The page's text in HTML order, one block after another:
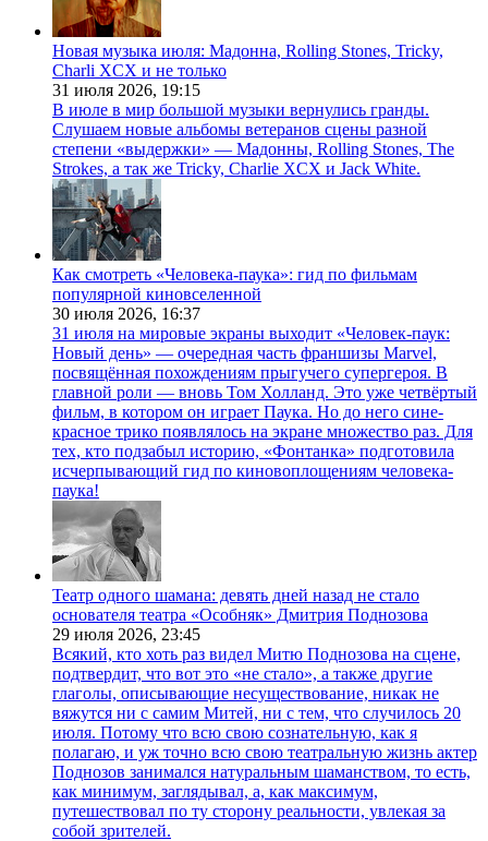
Новая музыка июля: Мадонна, Rolling Stones, Tricky,
Charli XCX и не только
31 июля 2026, 19:15
В июле в мир большой музыки вернулись гранды.
Слушаем новые альбомы ветеранов сцены разной
степени «выдержки» — Мадонны, Rolling Stones, The
Strokes, а так же Tricky, Charlie XCX и Jack White.
Как смотреть «Человека-паука»: гид по фильмам
популярной киновселенной
30 июля 2026, 16:37
31 июля на мировые экраны выходит «Человек-паук:
Новый день» — очередная часть франшизы Marvel,
посвящённая похождениям прыгучего супергероя. В
главной роли — вновь Том Холланд. Это уже четвёртый
фильм, в котором он играет Паука. Но до него сине-
красное трико появлялось на экране множество раз. Для
тех, кто подзабыл историю, «Фонтанка» подготовила
исчерпывающий гид по киновоплощениям человека-
паука!
Театр одного шамана: девять дней назад не стало
основателя театра «Особняк» Дмитрия Поднозова
29 июля 2026, 23:45
Всякий, кто хоть раз видел Митю Поднозова на сцене,
подтвердит, что вот это «не стало», а также другие
глаголы, описывающие несуществование, никак не
вяжутся ни с самим Митей, ни с тем, что случилось 20
июля. Потому что всю свою сознательную, как я
полагаю, и уж точно всю свою театральную жизнь актер
Поднозов занимался натуральным шаманством, то есть,
как минимум, заглядывал, а, как максимум,
путешествовал по ту сторону реальности, увлекая за
собой зрителей.